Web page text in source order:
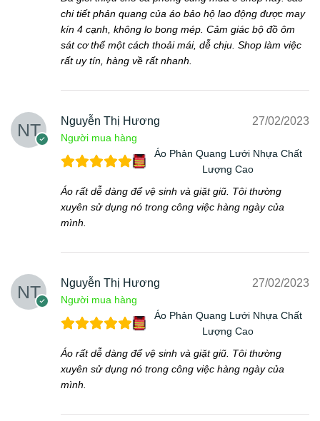
chi tiết phản quang của áo bảo hộ lao động được may
kín 4 cạnh, không lo bong mép. Cảm giác bộ đồ ôm
sát cơ thể một cách thoải mái, dễ chịu. Shop làm việc
rất uy tín, hàng về rất nhanh.
Nguyễn Thị Hương
Người mua hàng
27/02/2023
Áo Phản Quang Lưới Nhựa Chất
Lượng Cao
Áo rất dễ dàng để vệ sinh và giặt giũ. Tôi thường
xuyên sử dụng nó trong công việc hàng ngày của
mình.
Nguyễn Thị Hương
Người mua hàng
27/02/2023
Áo Phản Quang Lưới Nhựa Chất
Lượng Cao
Áo rất dễ dàng để vệ sinh và giặt giũ. Tôi thường
xuyên sử dụng nó trong công việc hàng ngày của
mình.